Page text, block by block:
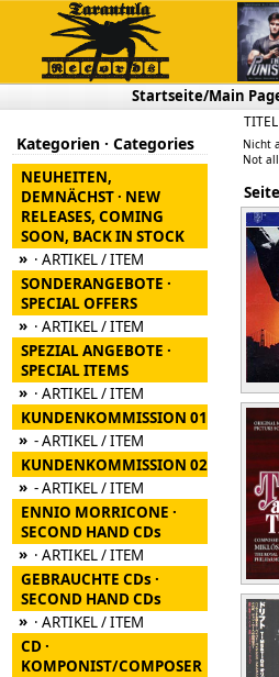
Startseite/Main
Kategorien · Categories
NEUHEITEN,
DEMNÄCHST · NEW
RELEASES, COMING
SOON, BACK IN STOCK
» · ARTIKEL / ITEM
SONDERANGEBOTE ·
SPECIAL OFFERS
» · ARTIKEL / ITEM
SPEZIAL ANGEBOTE ·
SPECIAL ITEMS
» · ARTIKEL / ITEM
KUNDENKOMMISSION 01
» - ARTIKEL / ITEM
KUNDENKOMMISSION 02
» - ARTIKEL / ITEM
ENNIO MORRICONE ·
SECOND HAND CDs
» · ARTIKEL / ITEM
GEBRAUCHTE CDs ·
SECOND HAND CDs
» · ARTIKEL / ITEM
CD ·
KOMPONIST/COMPOSER
Nicht
Not